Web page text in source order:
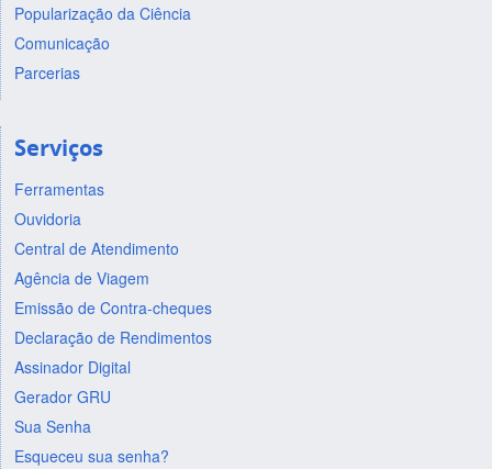
Popularização da Ciência
Comunicação
Parcerias
Serviços
Ferramentas
Ouvidoria
Central de Atendimento
Agência de Viagem
Emissão de Contra-cheques
Declaração de Rendimentos
Assinador Digital
Gerador GRU
Sua Senha
Esqueceu sua senha?